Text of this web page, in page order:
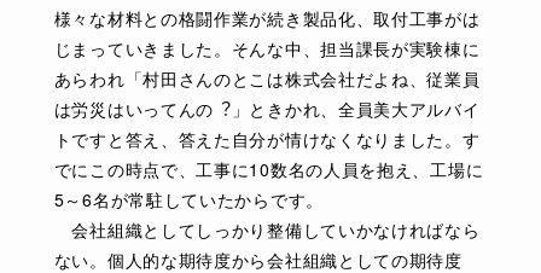
様々な材料との格闘作業が続き製品化、取付工事がは
じまっていきました。そんな中、担当課長が実験棟に
あらわれ「村田さんのとこは株式会社だよね、従業員
は労災はいってんの︖」ときかれ、全員美大アルバイ
トですと答え、答えた自分が情けなくなりました。す
でにこの時点で、工事に10数名の人員を抱え、工場に
5～6名が常駐していたからです。
会社組織としてしっかり整備していかなければなら
ない。個人的な期待度から会社組織としての期待度